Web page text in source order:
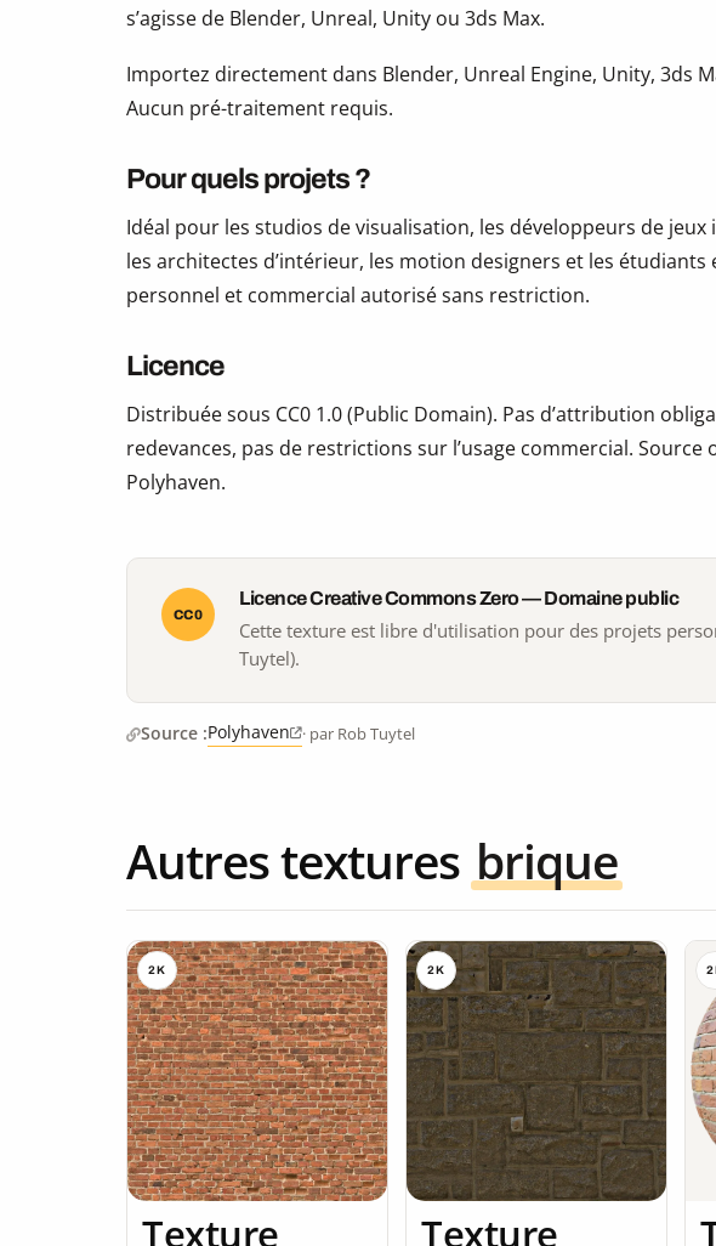
s’agisse de Blender, Unreal, Unity ou 3ds Max.
Importez directement dans Blender, Unreal Engine, Unity, 3ds
Aucun pré-traitement requis.
Pour quels projets ?
Idéal pour les studios de visualisation, les développeurs de jeux
les architectes d’intérieur, les motion designers et les étudiants
personnel et commercial autorisé sans restriction.
Licence
Distribuée sous CC0 1.0 (Public Domain). Pas d’attribution
redevances, pas de restrictions sur l’usage commercial. Source
Polyhaven.
CC0
Licence Creative Commons Zero — Domaine public
Cette texture est libre d'utilisation pour des projets
Tuytel).
Source :Polyhaven · par Rob Tuytel
Autres textures brique
2K
Texture
2K
Texture